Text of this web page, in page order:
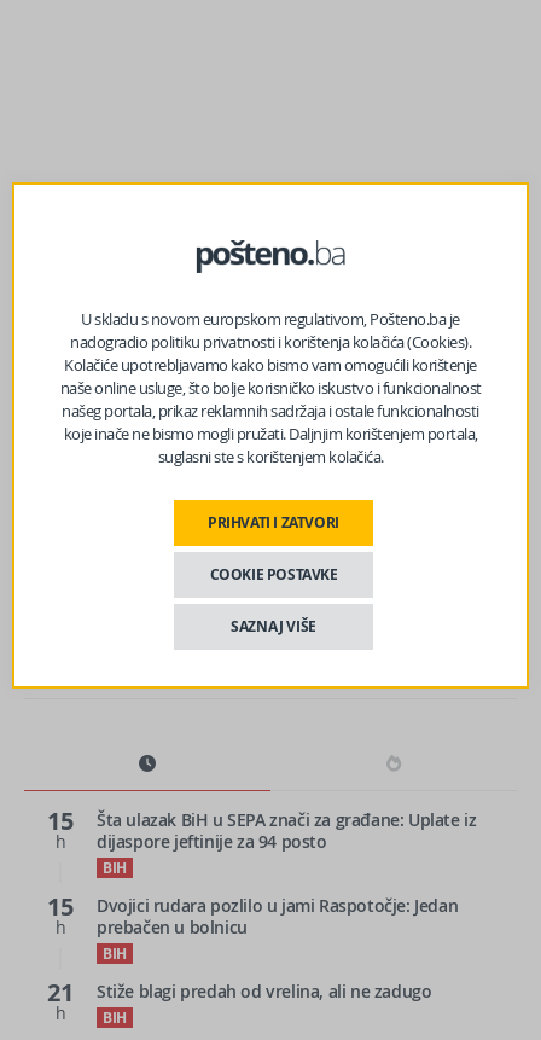
prethodni članak
Sarajevo se guši u smeću: Kontejneri prepuni, brojne
ulice u Starom Gradu još nisu očišćene od snijega
VIJEST IZ WASHINGTONA KOJU SMO ČEKALI: Kongres
izglasao zakonski paket – Jači fokus Trumpove
administracije na Zapadni Balkan
15
h
Šta ulazak BiH u SEPA znači za građane: Uplate iz
dijaspore jeftinije za 94 posto
BIH
15
h
Dvojici rudara pozlilo u jami Raspotočje: Jedan
prebačen u bolnicu
BIH
21
h
Stiže blagi predah od vrelina, ali ne zadugo
BIH
U skladu s novom europskom regulativom, Pošteno.ba je
nadogradio politiku privatnosti i korištenja kolačića (Cookies).
Kolačiće upotrebljavamo kako bismo vam omogućili korištenje
naše online usluge, što bolje korisničko iskustvo i funkcionalnost
našeg portala, prikaz reklamnih sadržaja i ostale funkcionalnosti
koje inače ne bismo mogli pružati. Daljnjim korištenjem portala,
suglasni ste s korištenjem kolačića.
PRIHVATI I ZATVORI
COOKIE POSTAVKE
SAZNAJ VIŠE